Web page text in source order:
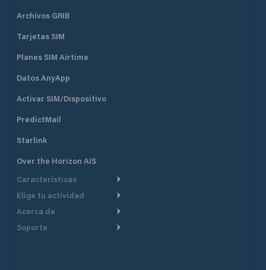
Archivos GRIB
Tarjetas SIM
Planes SIM Airtime
Datos AnyApp
Activar SIM/Dispositivo
PredictMail
Starlink
Over the Horizon AIS
Características
Ruta Meteorológica
Elige tu actividad
Crucero
Navegación a motor
Acerca de
De un vistazo
Soporte